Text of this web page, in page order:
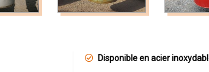
Disponible en acier